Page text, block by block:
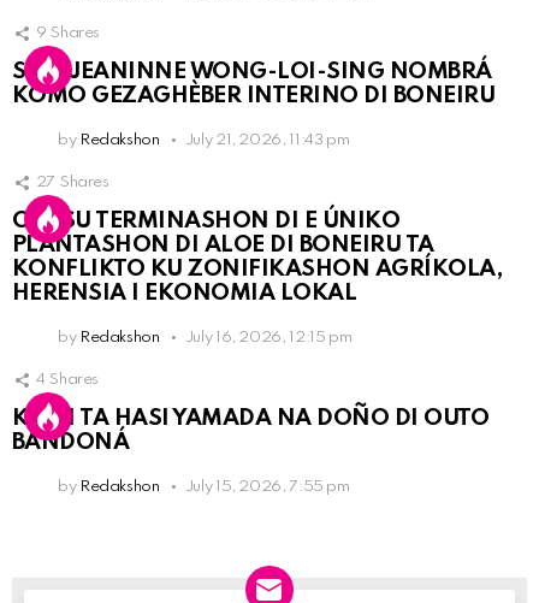
9 Shares
SRA. JEANINNE WONG-LOI-SING NOMBRÁ
KOMO GEZAGHÈBER INTERINO DI BONEIRU
by Redakshon July 21, 2026, 11:43 pm
27 Shares
OLB SU TERMINASHON DI E ÚNIKO
PLANTASHON DI ALOE DI BONEIRU TA
KONFLIKTO KU ZONIFIKASHON AGRÍKOLA,
HERENSIA I EKONOMIA LOKAL
by Redakshon July 16, 2026, 12:15 pm
4 Shares
KPCN TA HASI YAMADA NA DOÑO DI OUTO
BANDONÁ
by Redakshon July 15, 2026, 7:55 pm